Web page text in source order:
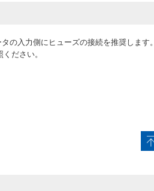
の入力側にヒューズの接続を推奨します。
ださい。